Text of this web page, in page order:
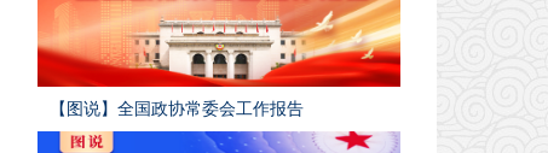
【图说】全国政协常委会工作报告